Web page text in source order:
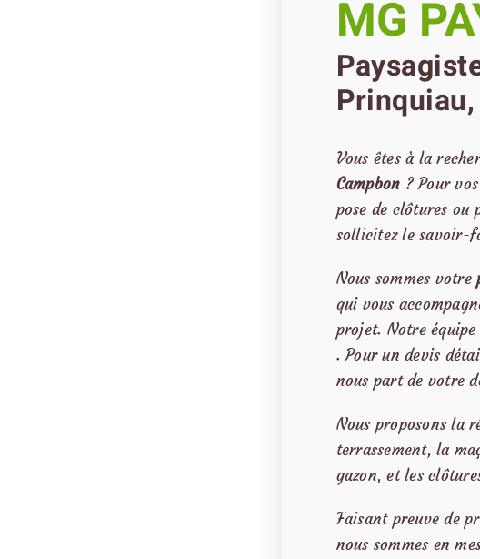
MG
Vous êtes à la
Campbon ? Pour
pose de clôtures ou
sollicitez le savoir-
Nous sommes votre
qui vous
projet. Notre
. Pour un devis
nous part de votre
Nous proposons la
terrassement, la
gazon, et les
Faisant preuve de
nous sommes en